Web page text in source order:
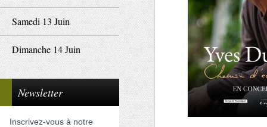
Samedi 13 Juin
Dimanche 14 Juin
Newsletter
Inscrivez-vous à notre